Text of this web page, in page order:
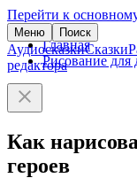
Перейти к
Меню Поиск
АудиосказкиСказки
редактора
Главная
Рисование для
Как
героев